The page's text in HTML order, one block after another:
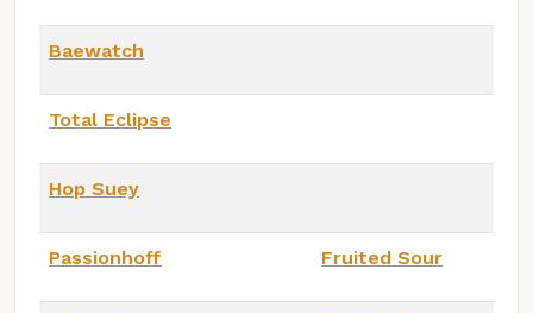
Baewatch
Total Eclipse
Hop Suey
Passionhoff Fruited Sour